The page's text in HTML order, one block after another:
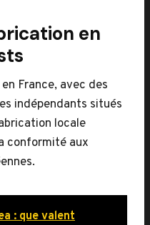
en
France, avec des
indépendants situés
locale
conformité aux
: que valent